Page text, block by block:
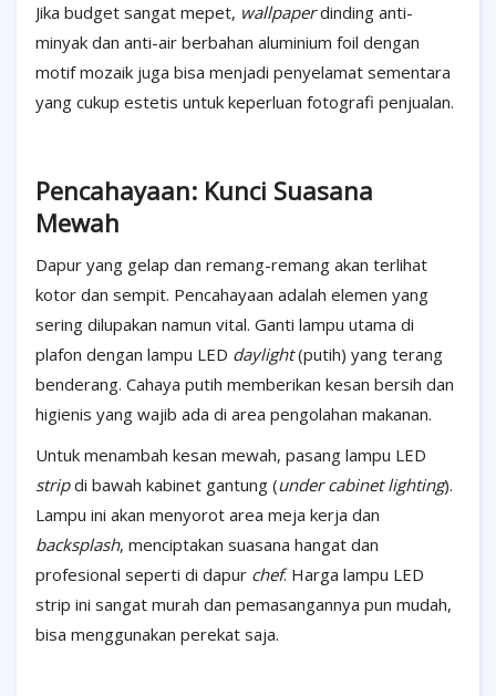
Jika budget sangat mepet, wallpaperdinding anti-
minyak dan anti-air berbahan aluminium foil dengan
motif mozaik juga bisa menjadi penyelamat sementara
yang cukup estetis untuk keperluan fotografi penjualan.
Pencahayaan: Kunci Suasana
Mewah
Dapur yang gelap dan remang-remang akan terlihat
kotor dan sempit. Pencahayaan adalah elemen yang
sering dilupakan namun vital. Ganti lampu utama di
plafon dengan lampu LED daylight(putih) yang terang
benderang. Cahaya putih memberikan kesan bersih dan
higienis yang wajib ada di area pengolahan makanan.
Untuk menambah kesan mewah, pasang lampu LED
stripdi bawah kabinet gantung (under cabinet lighting).
Lampu ini akan menyorot area meja kerja dan
backsplash, menciptakan suasana hangat dan
profesional seperti di dapur chef. Harga lampu LED
strip ini sangat murah dan pemasangannya pun mudah,
bisa menggunakan perekat saja.